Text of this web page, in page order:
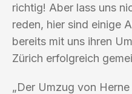
richtig! Aber lass uns
reden, hier sind einige
bereits mit uns ihren
Zürich erfolgreich
„Der Umzug von